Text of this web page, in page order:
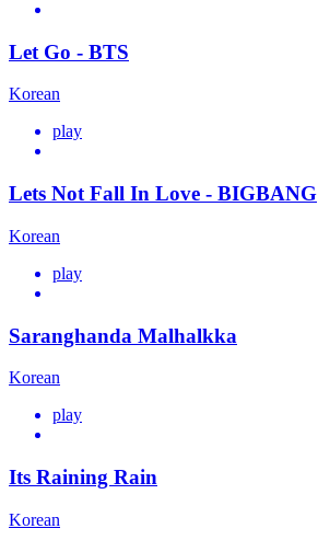
Let Go - BTS
Korean
play
Lets Not Fall In Love - BIGBANG
Korean
play
Saranghanda Malhalkka
Korean
play
Its Raining Rain
Korean